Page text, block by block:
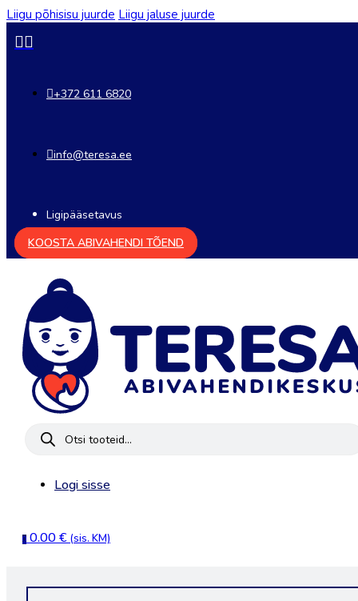
Liigu põhisisu juurde Liigu jaluse juurde
+372 611 6820
info@teresa.ee
Ligipääsetavus
KOOSTA ABIVAHENDI TÕEND
Products
search
Logi sisse
0 0.00€ (sis. KM)